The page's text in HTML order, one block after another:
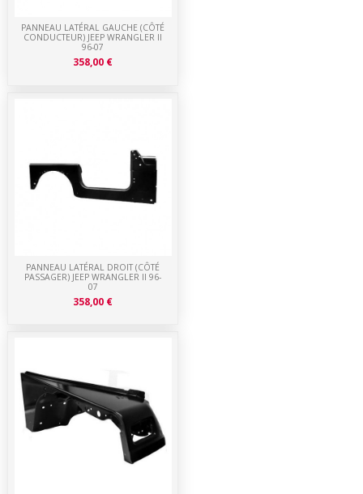
PANNEAU LATÉRAL DROIT (CÔTÉ
PASSAGER) JEEP WRANGLER II 96-
07
358,00 €
PANNEAU LATÉRAL GAUCHE (CÔTÉ
CONDUCTEUR) JEEP WRANGLER II
96-07
358,00 €